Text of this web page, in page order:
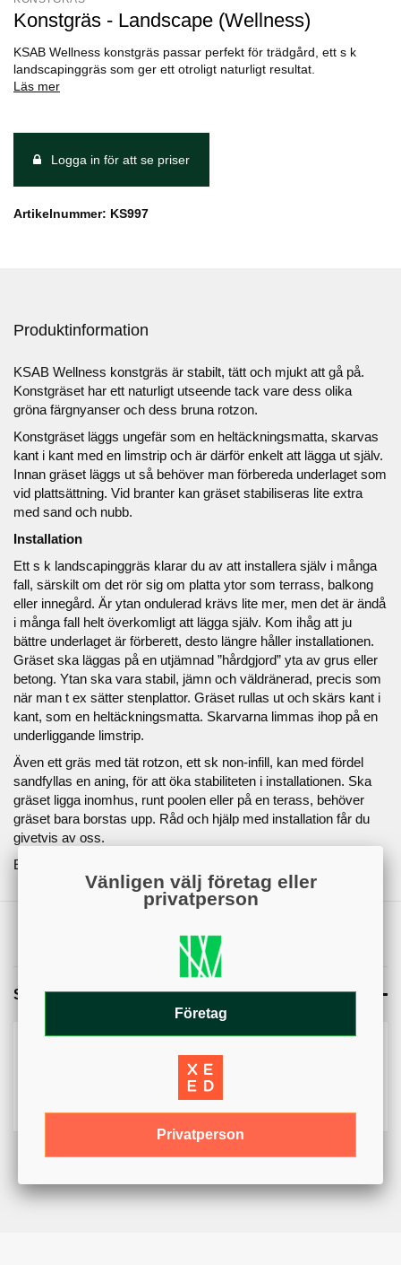
Konstgräs - Landscape (Wellness)
KSAB Wellness konstgräs passar perfekt för trädgård, ett s k
landscapinggräs som ger ett otroligt naturligt resultat.
Läs mer
Logga in för att se priser
Artikelnummer: KS997
Produktinformation
KSAB Wellness konstgräs är stabilt, tätt och mjukt att gå på.
Konstgräset har ett naturligt utseende tack vare dess olika
gröna färgnyanser och dess bruna rotzon.
Konstgräset läggs ungefär som en heltäckningsmatta, skarvas
kant i kant med en limstrip och är därför enkelt att lägga ut själv.
Innan gräset läggs ut så behöver man förbereda underlaget som
vid plattsättning. Vid branter kan gräset stabiliseras lite extra
med sand och nubb.
Installation
Ett s k landscapinggräs klarar du av att installera själv i många
fall, särskilt om det rör sig om platta ytor som terrass, balkong
eller innegård. Är ytan ondulerad krävs lite mer, men det är ändå
i många fall helt överkomligt att lägga själv. Kom ihåg att ju
bättre underlaget är förberett, desto längre håller installationen.
Gräset ska läggas på en utjämnad ”hårdgjord” yta av grus eller
betong. Ytan ska vara stabil, jämn och väldränerad, precis som
när man t ex sätter stenplattor. Gräset rullas ut och skärs kant i
kant, som en heltäckningsmatta. Skarvarna limmas ihop på en
underliggande limstrip.
Även ett gräs med tät rotzon, ett sk non-infill, kan med fördel
sandfyllas en aning, för att öka stabiliteten i installationen. Ska
gräset ligga inomhus, runt poolen eller på en terass, behöver
gräset bara borstas upp. Råd och hjälp med installation får du
givetvis av oss.
Enhet: m2
Specifikation
Vänligen välj företag eller
privatperson
Företag
Privatperson